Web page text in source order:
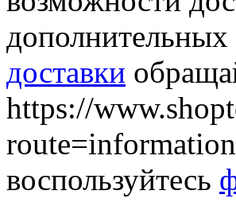
дополнительных
доставки
https://
воспользуйтесь